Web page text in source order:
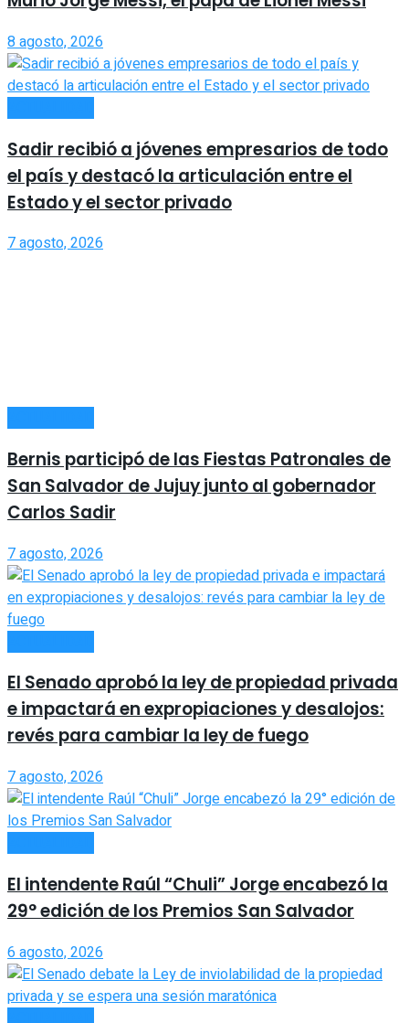
8 agosto, 2026
Sadir recibió a jóvenes empresarios de todo
el país y destacó la articulación entre el
Estado y el sector privado
7 agosto, 2026
Bernis participó de las Fiestas Patronales de
San Salvador de Jujuy junto al gobernador
Carlos Sadir
7 agosto, 2026
El Senado aprobó la ley de propiedad privada
e impactará en expropiaciones y desalojos:
revés para cambiar la ley de fuego
7 agosto, 2026
El intendente Raúl “Chuli” Jorge encabezó la
29° edición de los Premios San Salvador
6 agosto, 2026